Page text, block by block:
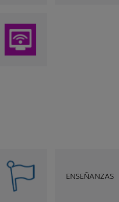
ENSEÑANZAS